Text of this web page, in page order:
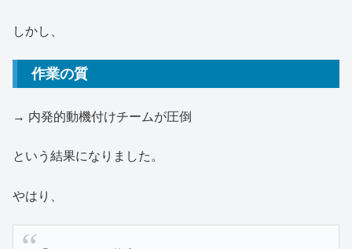
しかし、
作業の質
→ 内発的動機付けチームが圧倒
という結果になりました。
やはり、